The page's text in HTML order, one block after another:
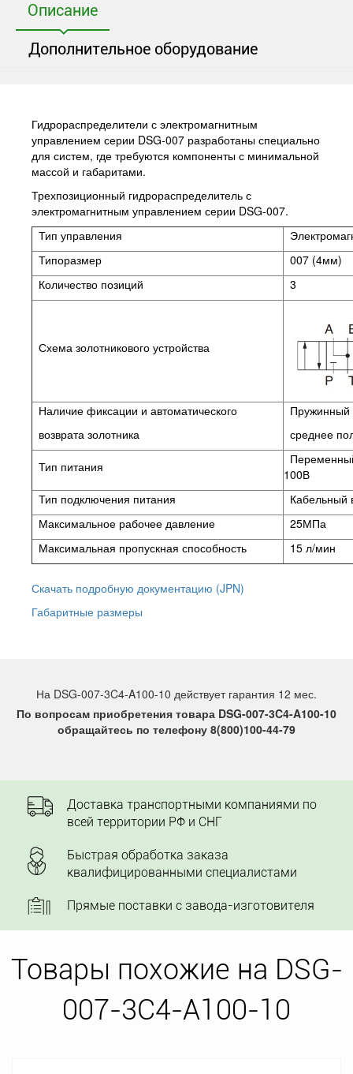
Описание
Дополнительное оборудование
Гидрораспределители с электромагнитным
управлением серии DSG-007 разработаны специально
для систем, где требуются компоненты с минимальной
массой и габаритами.
Трехпозиционный гидрораспределитель с
электромагнитным управлением серии DSG-007.
Тип управления
Типоразмер
007 (4мм)
Количество позиций
3
Схема золотникового устройства
Наличие фиксации и автоматического
возврата золотника
Пружинный
среднее
Тип питания
100В
Тип подключения питания
Кабельный
Максимальное рабочее давление
25МПа
Максимальная пропускная способность
15 л/мин
Скачать подробную документацию (JPN)
Габаритные размеры
На DSG-007-3C4-A100-10 действует гарантия 12 мес.
По вопросам приобретения товара DSG-007-3C4-A100-10
обращайтесь по телефону 8(800)100-44-79
Доставка транспортными компаниями по
всей территории РФ и СНГ
Быстрая обработка заказа
квалифицированными специалистами
Прямые поставки с завода-изготовителя
Товары похожие на DSG-
007-3C4-A100-10